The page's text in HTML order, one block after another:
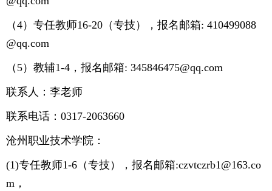
（4）专任教师16-20（专技），报名邮箱: 410499088
@qq.com
（5）教辅1-4，报名邮箱: 345846475@qq.com
联系人：李老师
联系电话：0317-2063660
沧州职业技术学院：
(1)专任教师1-6（专技），报名邮箱:czvtczrb1@163.co
m，